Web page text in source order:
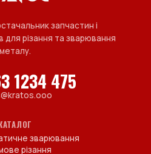
запчастин і
для різання та зварювання
металу.
1234 475
зварювання
різання